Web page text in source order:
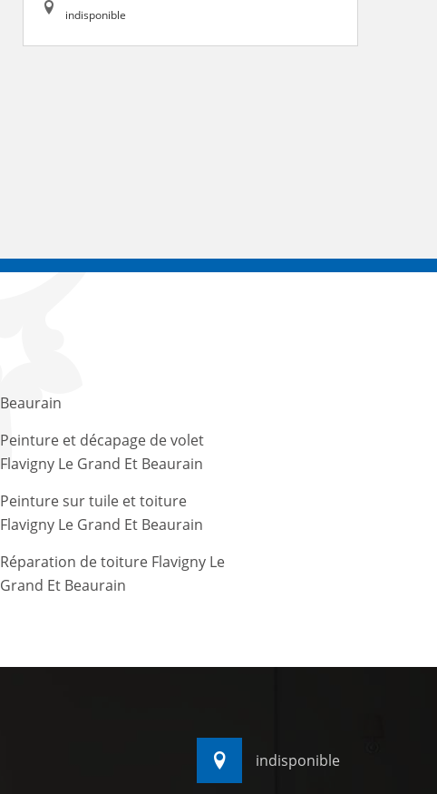
indisponible
Beaurain
Peinture et décapage de volet
Flavigny Le Grand Et Beaurain
Peinture sur tuile et toiture
Flavigny Le Grand Et Beaurain
Réparation de toiture Flavigny Le
Grand Et Beaurain
indisponible